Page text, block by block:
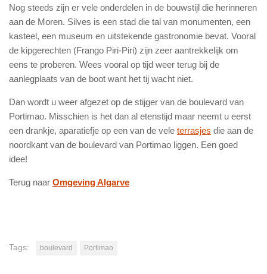
Nog steeds zijn er vele onderdelen in de bouwstijl die herinneren
aan de Moren. Silves is een stad die tal van monumenten, een
kasteel, een museum en uitstekende gastronomie bevat. Vooral
de kipgerechten (Frango Piri-Piri) zijn zeer aantrekkelijk om
eens te proberen. Wees vooral op tijd weer terug bij de
aanlegplaats van de boot want het tij wacht niet.
Dan wordt u weer afgezet op de stijger van de boulevard van
Portimao. Misschien is het dan al etenstijd maar neemt u eerst
een drankje, aparatiefje op een van de vele terrasjes die aan de
noordkant van de boulevard van Portimao liggen. Een goed
idee!
Terug naar Omgeving Algarve
Tags: boulevard Portimao